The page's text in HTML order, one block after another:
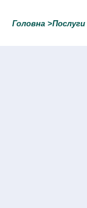
Головна >Послуги